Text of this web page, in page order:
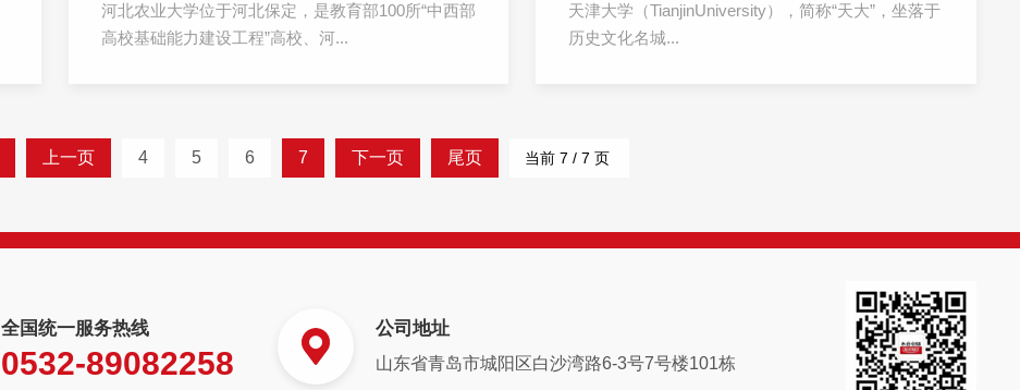
河北农业大学位于河北保定，是教育部100所“中西部
高校基础能力建设工程”高校、河...
天津大学（TianjinUniversity），简称“天大”，坐落于
历史文化名城...
上一页 4 5 6 7 下一页 尾页
全国统一服务热线
0532-89082258
公司地址
山东省青岛市城阳区白沙湾路6-3号7号楼101栋